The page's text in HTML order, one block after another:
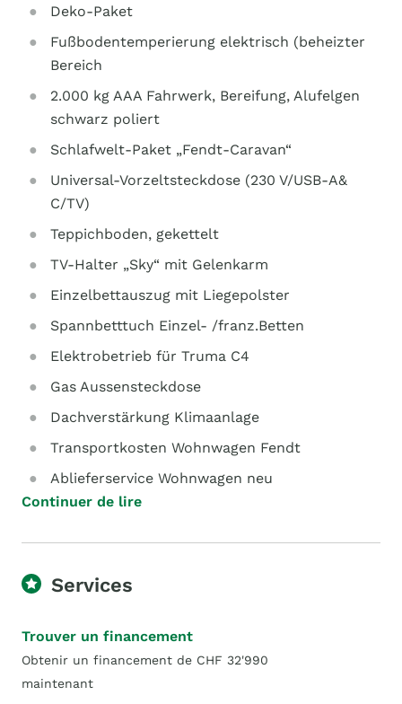
Deko-Paket
Fußbodentemperierung elektrisch (beheizter
Bereich
2.000 kg AAA Fahrwerk, Bereifung, Alufelgen
schwarz poliert
Schlafwelt-Paket „Fendt-Caravan“
Universal-Vorzeltsteckdose (230 V/USB-A&
C/TV)
Teppichboden, gekettelt
TV-Halter „Sky“ mit Gelenkarm
Einzelbettauszug mit Liegepolster
Spannbetttuch Einzel- /franz.Betten
Elektrobetrieb für Truma C4
Gas Aussensteckdose
Dachverstärkung Klimaanlage
Transportkosten Wohnwagen Fendt
Ablieferservice Wohnwagen neu
Continuer de lire
Services
Trouver un financement
Obtenir un financement de CHF 32'990
maintenant